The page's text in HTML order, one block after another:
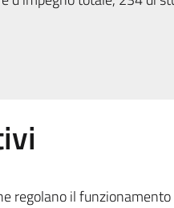
regolano il funzionamento